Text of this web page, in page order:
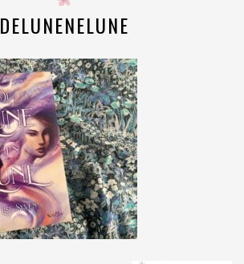
DELUNENELUNE